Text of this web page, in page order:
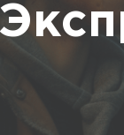
Оплата
Вакансии